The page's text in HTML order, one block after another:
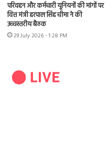
परिवहन और कर्मचारी यूनियनों की मांगों पर
वित्त मंत्री हरपाल सिंह चीमा ने की
उच्चस्तरीय बैठक
29 July 2026 - 1:28 PM